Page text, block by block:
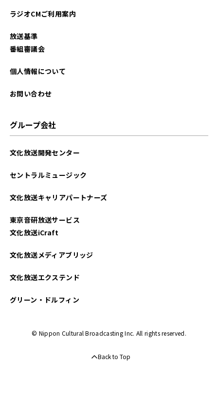
2025年09月
2025年06月
2025年01月
2024年12月
2024年11月
ラジオCMご利用案内
放送基準
番組審議会
個人情報について
お問い合わせ
グループ会社
文化放送開発センター
セントラルミュージック
文化放送キャリアパートナーズ
東京音研放送サービス
文化放送iCraft
文化放送メディアブリッジ
文化放送エクステンド
グリーン・ドルフィン
© Nippon Cultural Broadcasting Inc. All rights reserved.
Back to Top